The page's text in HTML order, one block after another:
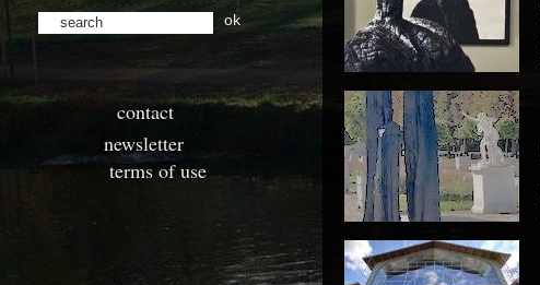
ok
contact
newsletter
terms of use